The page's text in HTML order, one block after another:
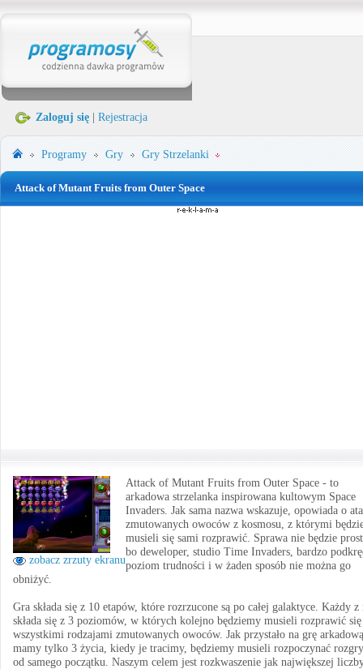
Zaloguj się Rejestracja
Programy Gry Gry Strzelanki
Attack of Mutant Fruits from Outer Space
zobacz zrzuty ekranu
Attack of Mutant Fruits from Outer Space - to
arkadowa strzelanka inspirowana kultowym Space
Invaders. Jak sama nazwa wskazuje, opowiada o
zmutowanych owoców z kosmosu, z którymi
musieli się sami rozprawić. Sprawa nie będzie
bo deweloper, studio Time Invaders, bardzo
poziom trudności i w żaden sposób nie można go
obniżyć.
Gra składa się z 10 etapów, które rozrzucone są po całej galaktyce. Każdy z
składa się z 3 poziomów, w których kolejno będziemy musieli rozprawić się
wszystkimi rodzajami zmutowanych owoców. Jak przystało na grę
mamy tylko 3 życia, kiedy je tracimy, będziemy musieli rozpoczynać
od samego początku. Naszym celem jest rozkwaszenie jak największej